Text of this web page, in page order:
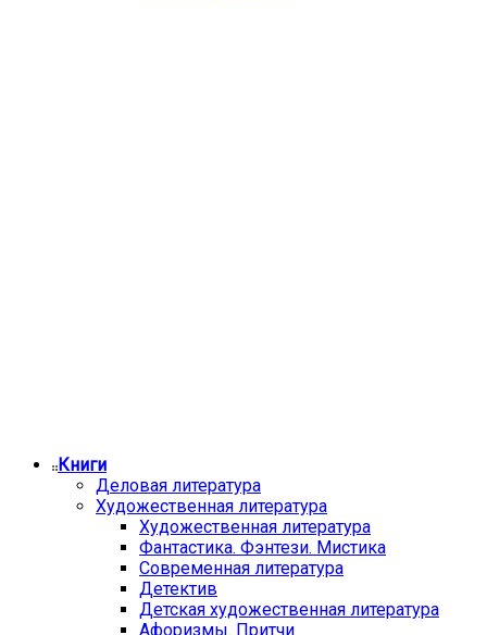
Книги
Деловая литература
Художественная литература
Художественная литература
Фантастика. Фэнтези. Мистика
Современная литература
Детектив
Детская художественная литература
Афоризмы. Притчи